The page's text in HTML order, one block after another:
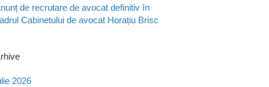
de recrutare de avocat definitiv în
Cabinetului de avocat Horațiu Brisc
2026